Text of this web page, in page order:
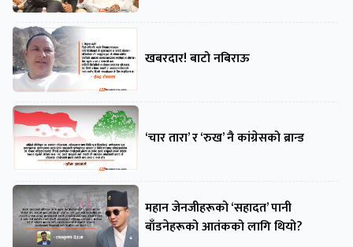
खबरदार! बाटो नबिराऊ
‘चार तारा’ र ‘रुख’ नै कांग्रेसको ब्रान्ड
महान जेनजीहरूको ‘सहादत’ पानी
बाँडनेहरूको आतंकको लागि थियो?